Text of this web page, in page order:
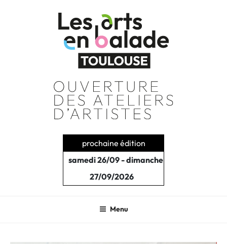
prochaine édition
samedi 26/09 - dimanche
27/09/2026
Menu